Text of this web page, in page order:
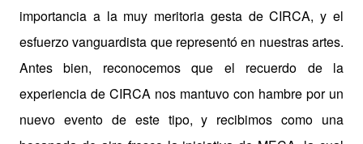
importancia a la muy meritoria gesta de CIRCA, y el
esfuerzo vanguardista que representó en nuestras artes.
Antes bien, reconocemos que el recuerdo de la
experiencia de CIRCA nos mantuvo con hambre por un
nuevo evento de este tipo, y recibimos como una